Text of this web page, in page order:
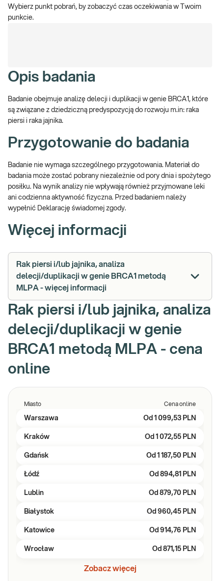
Wybierz punkt pobrań, by zobaczyć czas oczekiwania w Twoim
punkcie.
Opis badania
Badanie obejmuje analizę delecji i duplikacji w genie BRCA1, które
są związane z dziedziczną predyspozycją do rozwoju m.in: raka
piersi i raka jajnika.
Przygotowanie do badania
Badanie nie wymaga szczególnego przygotowania. Materiał do
badania może zostać pobrany niezależnie od pory dnia i spożytego
posiłku. Na wynik analizy nie wpływają również przyjmowane leki
ani codzienna aktywność fizyczna. Przed badaniem należy
wypełnić Deklarację świadomej zgody.
Więcej informacji
Rak piersi i/lub jajnika, analiza
delecji/duplikacji w genie BRCA1 metodą
MLPA - więcej informacji
Rak piersi i/lub jajnika, analiza
delecji/duplikacji w genie
BRCA1 metodą MLPA - cena
online
Miasto Cena online
Warszawa Od 1 099,53 PLN
Kraków Od 1 072,55 PLN
Gdańsk Od 1 187,50 PLN
Łódź Od 894,81 PLN
Lublin Od 879,70 PLN
Białystok Od 960,45 PLN
Katowice Od 914,76 PLN
Wrocław Od 871,15 PLN
Zobacz więcej